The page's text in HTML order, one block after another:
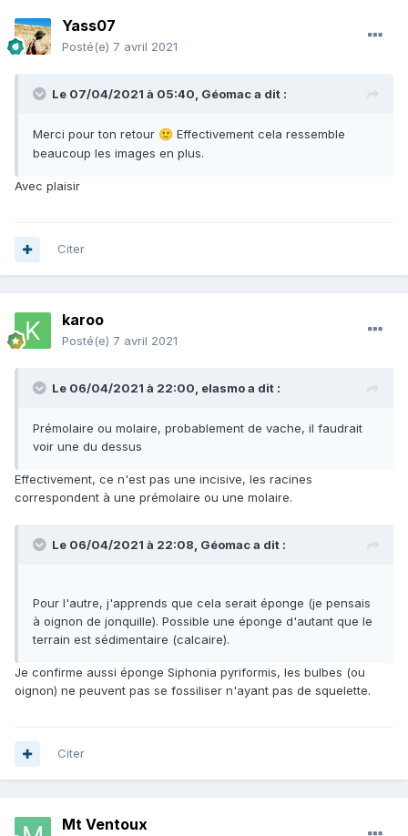
Yass07
Posté(e) 7 avril 2021
Le 07/04/2021 à 05:40, Géomaca dit :
Merci pour ton retour 🙂 Effectivement cela ressemble
beaucoup les images en plus.
Avec plaisir
Citer
karoo
Posté(e) 7 avril 2021
Le 06/04/2021 à 22:00, elasmoa dit :
Prémolaire ou molaire, probablement de vache, il faudrait
voir une du dessus
Effectivement, ce n'est pas une incisive, les racines
correspondent à une prémolaire ou une molaire.
Le 06/04/2021 à 22:08, Géomaca dit :
Pour l'autre, j'apprends que cela serait éponge (je pensais
à oignon de jonquille). Possible une éponge d'autant que le
terrain est sédimentaire (calcaire).
Je confirme aussi éponge Siphonia pyriformis, les bulbes (ou
oignon) ne peuvent pas se fossiliser n'ayant pas de squelette.
Citer
Mt Ventoux